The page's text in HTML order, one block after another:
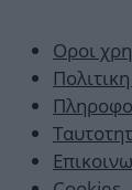
Οροι